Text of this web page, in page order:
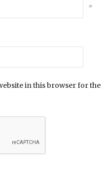
*
in this browser for the